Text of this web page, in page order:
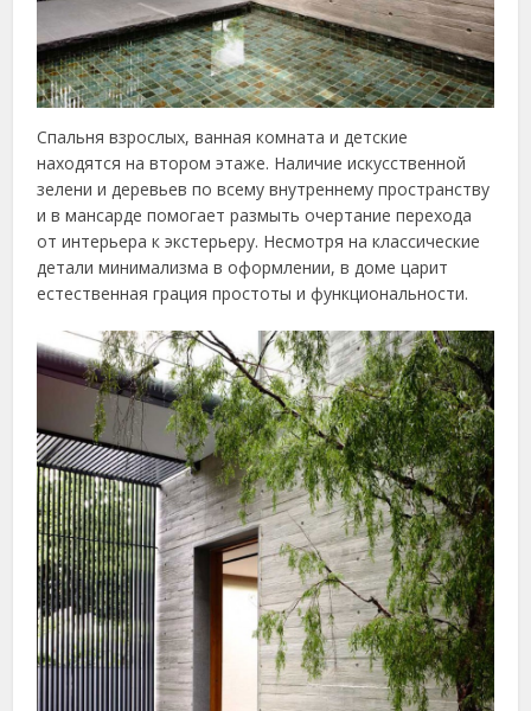
Спальня взрослых, ванная комната и детские
находятся на втором этаже. Наличие искусственной
зелени и деревьев по всему внутреннему пространству
и в мансарде помогает размыть очертание перехода
от интерьера к экстерьеру. Несмотря на классические
детали минимализма в оформлении, в доме царит
естественная грация простоты и функциональности.